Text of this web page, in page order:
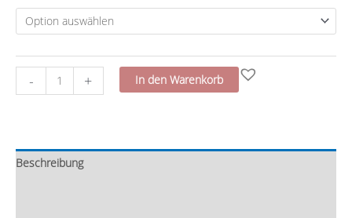
- + In den Warenkorb
Beschreibung